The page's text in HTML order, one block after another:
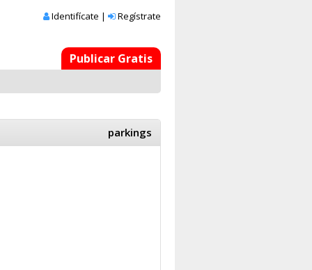
Identifícate | Regístrate
Publicar Gratis
parkings